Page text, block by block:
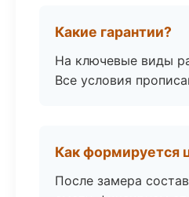
Какие гарантии?
На ключевые виды
Все условия
Как формируется
После замера